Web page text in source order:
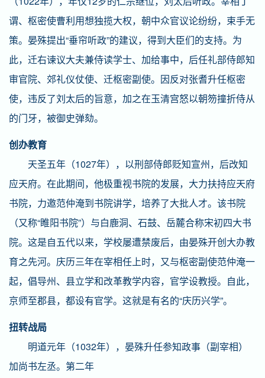
谓、枢密使曹利用想独揽大权，朝中众官议论纷纷，束手无
策。晏殊提出“垂帘听政”的建议，得到大臣们的支持。为
此，迁右谏议大夫兼侍读学士、加给事中，后任礼部侍郎知
审官院、郊礼仪仗使、迁枢密副使。因反对张耆升任枢密
使，违反了刘太后的旨意，加之在玉清宫怒以朝笏撞折侍从
的门牙，被御史弹劾。
创办教育
天圣五年（1027年），以刑部侍郎贬知宣州，后改知
应天府。在此期间，他极重视书院的发展，大力扶持应天府
书院，力邀范仲淹到书院讲学，培养了大批人才。该书院
（又称“睢阳书院”）与白鹿洞、石鼓、岳麓合称宋初四大书
院。这是自五代以来，学校屡遭禁废后，由晏殊开创大办教
育之先河。庆历三年在宰相任上时，又与枢密副使范仲淹一
起，倡导州、县立学和改革教学内容，官学设教授。自此，
京师至郡县，都设有官学。这就是有名的“庆历兴学”。
扭转战局
明道元年（1032年），晏殊升任参知政事（副宰相）
加尚书左丞。第二年